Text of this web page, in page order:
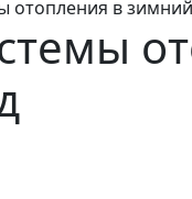
отопления в